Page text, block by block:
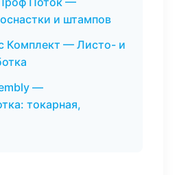
и штампов
Комплект — Листо- и
—
токарная,